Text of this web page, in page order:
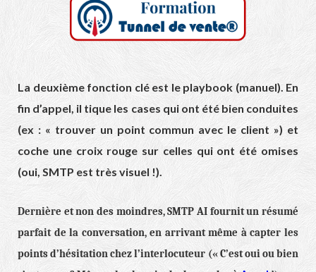
La deuxième fonction clé est le playbook (manuel). En
fin d’appel, il tique les cases qui ont été bien conduites
(ex : « trouver un point commun avec le client ») et
coche une croix rouge sur celles qui ont été omises
(oui, SMTP est très visuel !).
Dernière et non des moindres, SMTP AI fournit un résumé
parfait de la conversation, en arrivant même à capter les
points d’hésitation chez l’interlocuteur (« C’est oui ou bien